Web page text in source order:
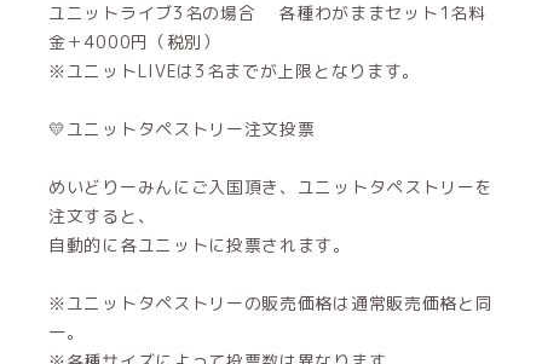
ユニットライブ3名の場合 各種わがままセット1名料
金＋4000円（税別）
※ユニットLIVEは3名までが上限となります。
💛ユニットタペストリー注文投票
めいどりーみんにご入国頂き、ユニットタペストリーを
注文すると、
自動的に各ユニットに投票されます。
※ユニットタペストリーの販売価格は通常販売価格と同
一。